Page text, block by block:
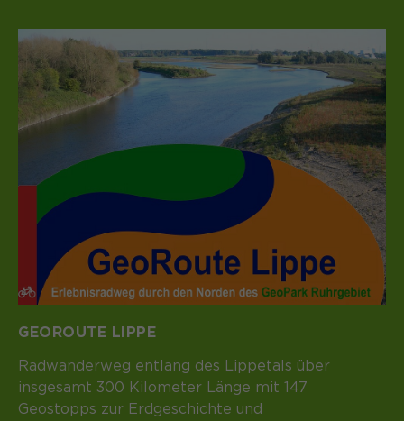
GEOROUTE LIPPE
Radwanderweg entlang des Lippetals über
insgesamt 300 Kilometer Länge mit 147
Geostopps zur Erdgeschichte und